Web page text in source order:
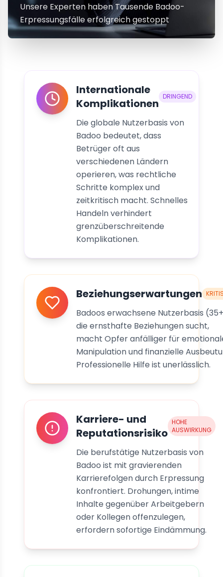
Unsere Experten haben Tausende Badoo-
Erpressungsfälle erfolgreich gestoppt
Internationale
Komplikationen
DRINGEND
Die globale Nutzerbasis von
Badoo bedeutet, dass
Betrüger oft aus
verschiedenen Ländern
operieren, was rechtliche
Schritte komplex und
zeitkritisch macht. Schnelles
Handeln verhindert
grenzüberschreitende
Komplikationen.
Beziehungserwartungen
Badoos erwachsene Nutzerbasis
die ernsthafte Beziehungen sucht,
macht Opfer anfälliger für
Manipulation und finanzielle
Professionelle Hilfe ist unerlässlich.
Karriere- und
Reputationsrisiko
HOHE
AUSWIRKUNG
Die berufstätige Nutzerbasis von
Badoo ist mit gravierenden
Karrierefolgen durch Erpressung
konfrontiert. Drohungen, intime
Inhalte gegenüber Arbeitgebern
oder Kollegen offenzulegen,
erfordern sofortige Eindämmung.